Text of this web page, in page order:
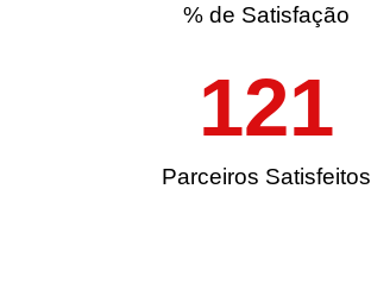
% de Satisfação
Parceiros Satisfeitos
121